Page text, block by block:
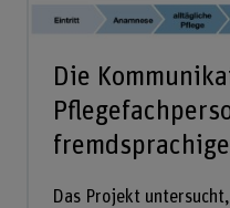
Die
Das Projekt